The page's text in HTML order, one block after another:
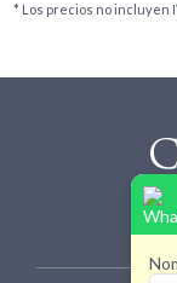
* Los precios no incluyen